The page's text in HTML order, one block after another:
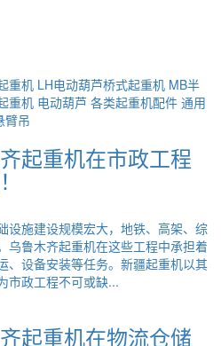
重机 LH电动葫芦桥式起重机 MB半
重机 电动葫芦 各类起重机配件 通用
臂吊
起重机在市政工程
设施建设规模宏大，地铁、高架、综
乌鲁木齐起重机在这些工程中承担着
、设备安装等任务。新疆起重机以其
市政工程不可或缺...
起重机在物流仓储